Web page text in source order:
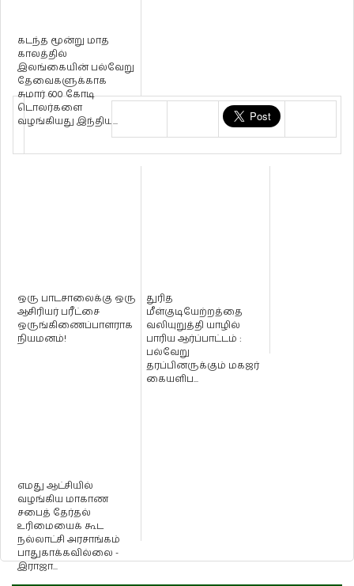
கடந்த மூன்று மாத
காலத்தில்
இலங்கையின் பல்வேறு
தேவைகளுக்காக
சுமார் 600 கோடி
டொலர்களை
வழங்கியது இந்திய...
ஒரு பாடசாலைக்கு ஒரு
ஆசிரியர் பரீட்சை
ஒருங்கிணைப்பாளராக
நியமனம்!
துரித
மீள்குடியேற்றத்தை
வலியுறுத்தி யாழில்
பாரிய ஆர்ப்பாட்டம் :
பல்வேறு
தரப்பினருக்கும் மகஜர்
கையளிப...
எமது ஆட்சியில்
வழங்கிய மாகாண
சபைத் தேர்தல்
உரிமையைக் கூட
நல்லாட்சி அரசாங்கம்
பாதுகாக்கவில்லை -
இராஜா...